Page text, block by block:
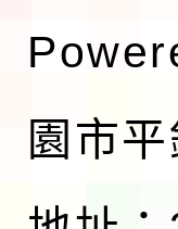
園市